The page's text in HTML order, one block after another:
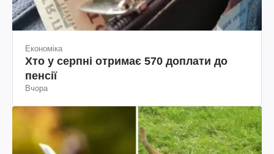
Економіка
Хто у серпні отримає 570 доплати до
пенсії
Вчора